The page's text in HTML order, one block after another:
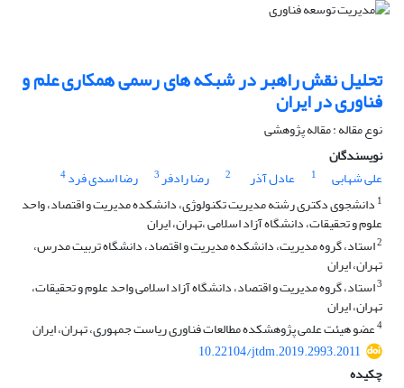
تحلیل نقش راهبر در شبکه های رسمی همکاری علم و
فناوری در ایران
نوع مقاله : مقاله پژوهشی
نویسندگان
علی شهابی
1 عادل آذر 2 رضا رادفر3 رضا اسدی فرد4
1 دانشجوی دکتری رشته مدیریت تکنولوژی، دانشکده مدیریت و اقتصاد، واحد
علوم و تحقیقات، دانشگاه آزاد اسلامی ،تهران، ایران
2استاد، گروه مدیریت، دانشکده مدیریت و اقتصاد، دانشگاه تربیت مدرس،
تهران، ایران
3استاد، گروه مدیریت و اقتصاد، دانشگاه آزاد اسلامی واحد علوم و تحقیقات،
تهران، ایران
4عضو هیئت علمی پژوهشکده مطالعات فناوری ریاست جمهوری، تهران، ایران
10.22104/jtdm.2019.2993.2011
چکیده